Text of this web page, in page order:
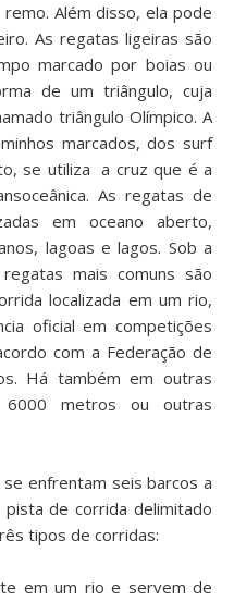
Além disso, ela pode
As regatas ligeiras são
marcado por boias ou
de um triângulo, cuja
triângulo Olímpico. A
marcados, dos surf
se utiliza a cruz que é a
As regatas de
em oceano aberto,
lagoas e lagos. Sob a
mais comuns são
localizada em um rio,
oficial em competições
com a Federação de
Há também em outras
metros ou outras
enfrentam seis barcos a
de corrida delimitado
tipos de corridas:
em um rio e servem de